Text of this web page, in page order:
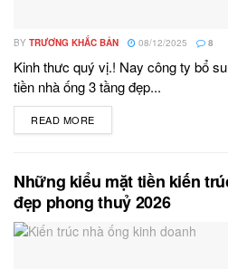
BY TRƯƠNG KHẮC BẢN 08/12/2025 8
Kinh thưc quý vị.! Nay công ty bổ
tiền nhà ống 3 tầng đẹp...
READ MORE
Những kiểu mặt tiền kiến
đẹp phong thuỷ 2026